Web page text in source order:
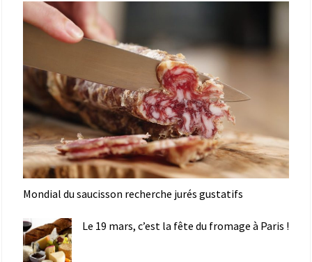
Mondial du saucisson recherche jurés gustatifs
Le 19 mars, c’est la fête du fromage à Paris !